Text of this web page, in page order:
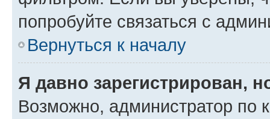
попробуйте связаться с
Вернуться к началу
Я давно зарегистрирован,
Возможно, администратор по